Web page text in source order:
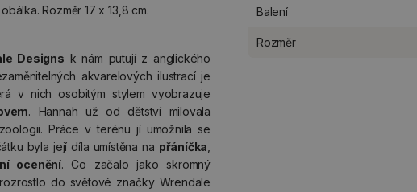
Rozměr 17 x 13,8 cm.
Designs k nám putují z anglického
akvarelových ilustrací je
v nich osobitým stylem vyobrazuje
. Hannah už od dětství milovala
Práce v terénu jí umožnila se
byla její díla umístěna na přáníčka
ocenění. Co začalo jako skromný
do světové značky Wrendale
Balení
Rozměr